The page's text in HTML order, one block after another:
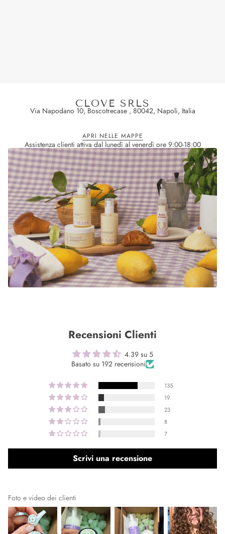
CLOVE SRLS
Via Napodano 10, Boscotrecase , 80042, Napoli, Italia
APRI NELLE MAPPE
Assistenza clienti attiva dal lunedì al venerdì ore 9:00-18:00
Recensioni Clienti
4.39 su 5
Basato su 192 recensioni
135
19
23
8
7
Scrivi una recensione
Foto e video dei clienti